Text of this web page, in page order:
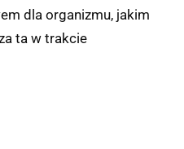
dla organizmu, jakim
ta w trakcie